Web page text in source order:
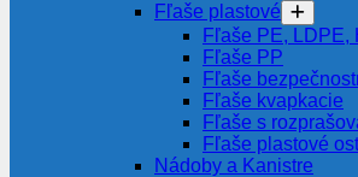
Fľaše plastové
Fľaše PE, LDPE,
Fľaše PP
Fľaše
Fľaše kvapkacie
Fľaše s
Fľaše plastové
Nádoby a Kanistre